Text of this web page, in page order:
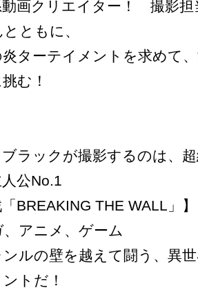
動画クリエイター！ 撮影担
ともに、
炎ターテイメントを求めて
む！
ラックが撮影するのは、
公No.1
「BREAKING THE WALL」
アニメ、ゲーム
ルの壁を越えて闘う、異
トだ！